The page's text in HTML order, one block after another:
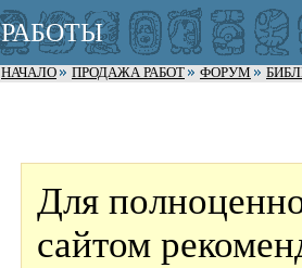
РАБОТЫ
НАЧАЛО ПРОДАЖА РАБОТ ФОРУМ
Для
сайтом